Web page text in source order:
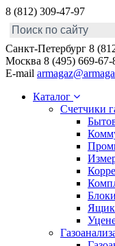
8 (812) 309-47-97
Санкт-Петербург 8
Москва 8 (495) 669-67-
E-mail
Каталог
Счетчики